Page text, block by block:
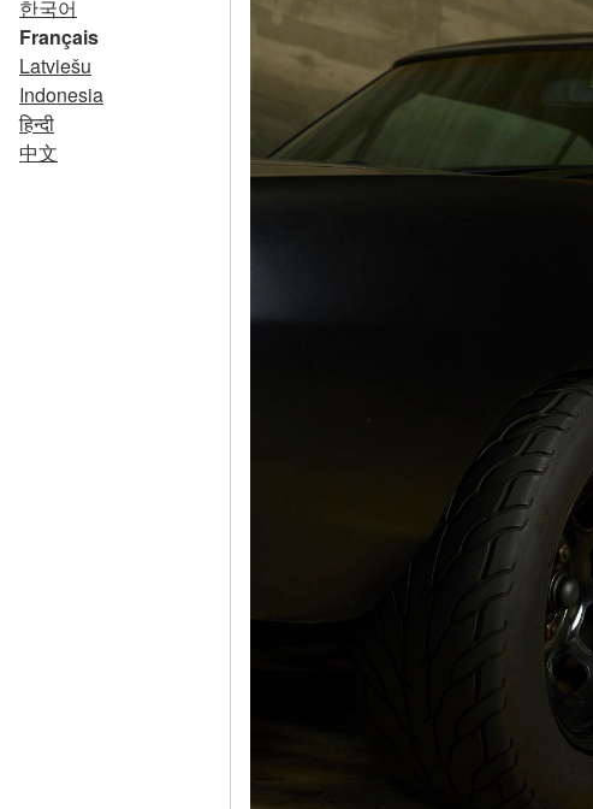
한국어
Français
Latviešu
Indonesia
हिन्दी
中文